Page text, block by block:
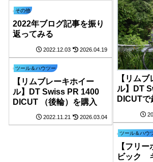
【リム
ル】DT
DICUTで
その他
2022年ブログ記事を振り
返ってみる
2022.12.03 2026.04.19
ツール＆ハウツー
【リムブレーキホイー
ル】DT Swiss PR 1400
DICUT （後輪）を購入
2022.11.21 2026.03.04
ツール＆ハウ
【フリ
ビック